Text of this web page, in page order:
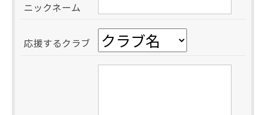
ニックネーム
応援するクラブ